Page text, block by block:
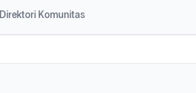
Direktori Komunitas